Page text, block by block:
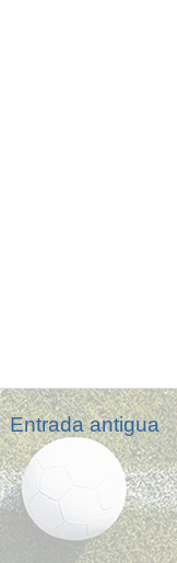
Entrada antigua